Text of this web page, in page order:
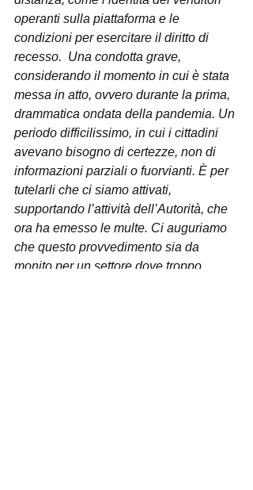
operanti sulla piattaforma e le
condizioni per esercitare il diritto di
recesso.  Una condotta grave,
considerando il momento in cui è stata
messa in atto, ovvero durante la prima,
drammatica ondata della pandemia. Un
periodo difficilissimo, in cui i cittadini
avevano bisogno di certezze, non di
informazioni parziali o fuorvianti. È per
tutelarli che ci siamo attivati,
supportando l’attività dell’Autorità, che
ora ha emesso le multe. Ci auguriamo
che questo provvedimento sia da
monito per un settore dove troppo